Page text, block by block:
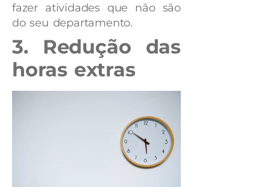
fazer atividades que não são
do seu departamento.
3. Redução das
horas extras